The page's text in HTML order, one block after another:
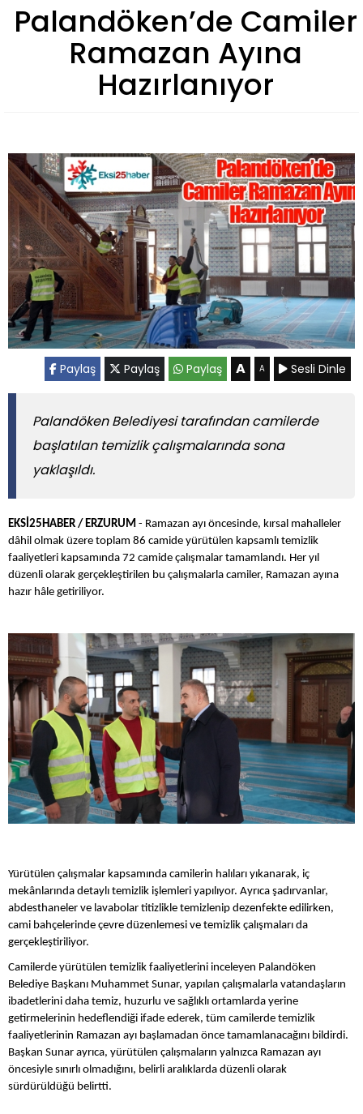
Palandöken’de Camiler
Ramazan Ayına
Hazırlanıyor
Paylaş Paylaş Paylaş A A Sesli Dinle
Palandöken Belediyesi tarafından camilerde
başlatılan temizlik çalışmalarında sona
yaklaşıldı.
EKSİ25HABER / ERZURUM - Ramazan ayı öncesinde, kırsal mahalleler
dâhil olmak üzere toplam 86 camide yürütülen kapsamlı temizlik
faaliyetleri kapsamında 72 camide çalışmalar tamamlandı. Her yıl
düzenli olarak gerçekleştirilen bu çalışmalarla camiler, Ramazan ayına
hazır hâle getiriliyor.
Yürütülen çalışmalar kapsamında camilerin halıları yıkanarak, iç
mekânlarında detaylı temizlik işlemleri yapılıyor. Ayrıca şadırvanlar,
abdesthaneler ve lavabolar titizlikle temizlenip dezenfekte edilirken,
cami bahçelerinde çevre düzenlemesi ve temizlik çalışmaları da
gerçekleştiriliyor.
Camilerde yürütülen temizlik faaliyetlerini inceleyen Palandöken
Belediye Başkanı Muhammet Sunar, yapılan çalışmalarla vatandaşların
ibadetlerini daha temiz, huzurlu ve sağlıklı ortamlarda yerine
getirmelerinin hedeflendiği ifade ederek, tüm camilerde temizlik
faaliyetlerinin Ramazan ayı başlamadan önce tamamlanacağını bildirdi.
Başkan Sunar ayrıca, yürütülen çalışmaların yalnızca Ramazan ayı
öncesiyle sınırlı olmadığını, belirli aralıklarda düzenli olarak
sürdürüldüğü belirtti.